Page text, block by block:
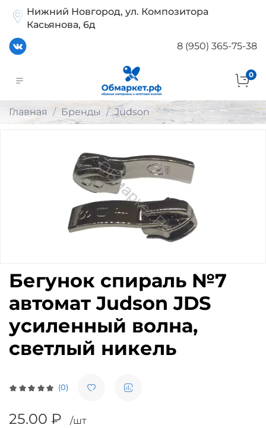
Нижний Новгород, ул. Композитора
Касьянова, 6д
8 (950) 365-75-38
0
Главная Бренды Judson
(0)
Бегунок спираль №7
автомат Judson JDS
усиленный волна,
светлый никель
25.00 ₽ /шт